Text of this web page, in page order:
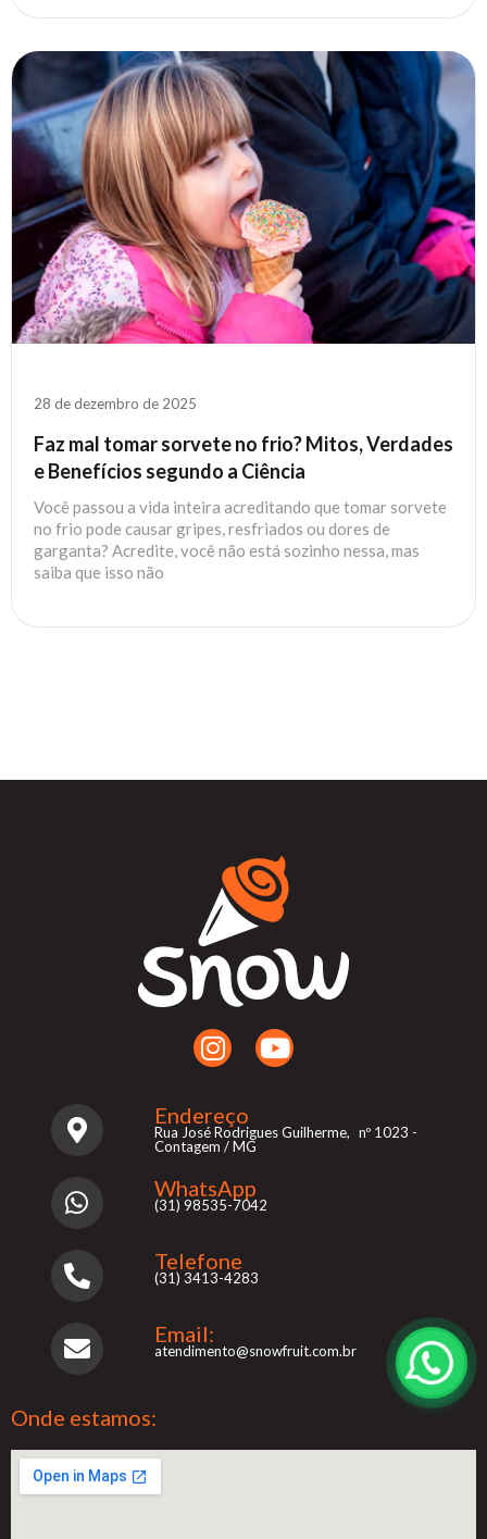
28 de dezembro de 2025
Faz mal tomar sorvete no frio? Mitos, Verdades
e Benefícios segundo a Ciência
Você passou a vida inteira acreditando que tomar sorvete
no frio pode causar gripes, resfriados ou dores de
garganta? Acredite, você não está sozinho nessa, mas
saiba que isso não
Endereço
Rua José Rodrigues Guilherme, nº 1023 -
Contagem / MG
WhatsApp
(31) 98535-7042
Telefone
(31) 3413-4283
Email:
atendimento@snowfruit.com.br
Onde estamos: